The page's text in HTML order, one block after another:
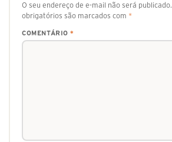
O seu endereço de e-mail não será publicado.
obrigatórios são marcados com *
COMENTÁRIO *